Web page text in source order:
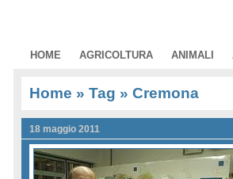
HOME AGRICOLTURA ANIMALI
Home » Tag » Cremona
18 maggio 2011